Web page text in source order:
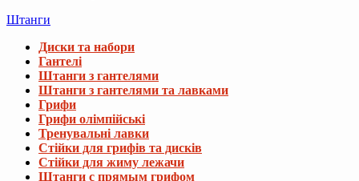
Штанги
Диски та набори
Гантелі
Штанги з гантелями
Штанги з гантелями та лавками
Грифи
Грифи олімпійські
Тренувальні лавки
Стійки для грифів та дисків
Стійки для жиму лежачи
Штанги с прямым грифом